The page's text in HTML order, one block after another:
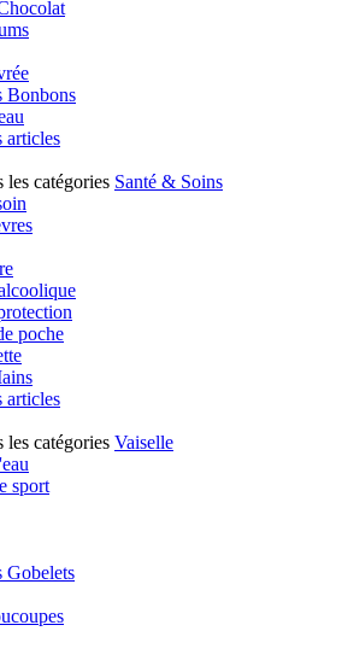
Bonbons
articles
les catégories Santé & Soins
poche
articles
les catégories Vaiselle
sport
Gobelets